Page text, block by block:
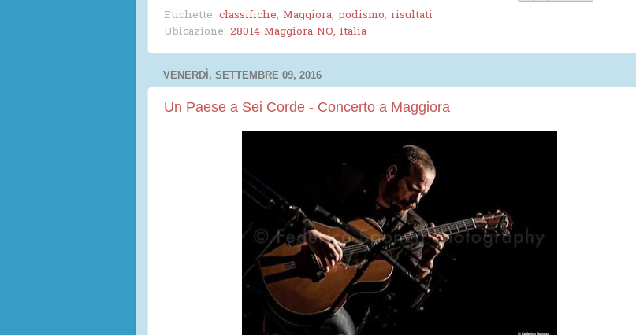
Etichette: classifiche, Maggiora, podismo, risultati
Ubicazione: 28014 Maggiora NO, Italia
VENERDÌ, SETTEMBRE 09, 2016
Un Paese a Sei Corde - Concerto a Maggiora